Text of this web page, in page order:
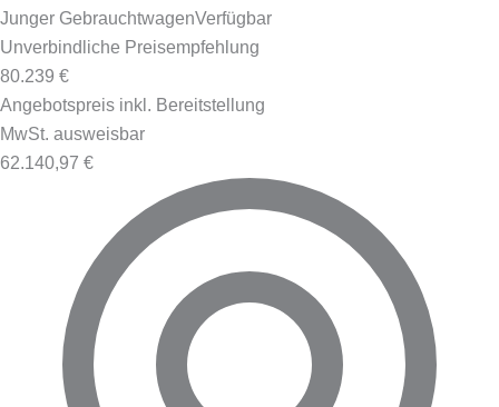
Junger GebrauchtwagenVerfügbar
Unverbindliche Preisempfehlung
80.239 €
Angebotspreis inkl. Bereitstellung
MwSt. ausweisbar
62.140,97 €